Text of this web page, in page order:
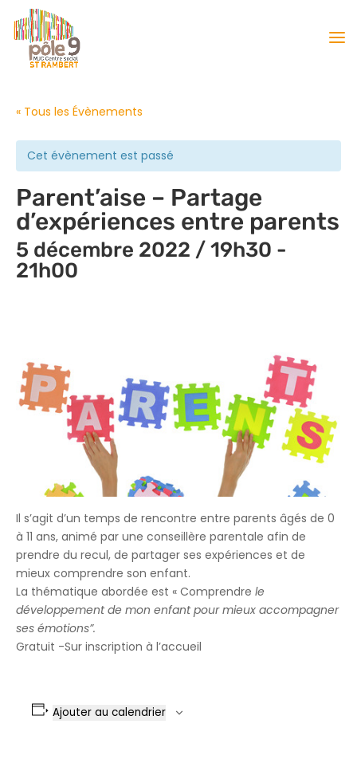
« Tous les Évènements
Cet évènement est passé
Parent’aise – Partage
d’expériences entre parents
5 décembre 2022 / 19h30 -
21h00
Il s’agit d’un temps de rencontre entre parents âgés de 0
à 11 ans, animé par une conseillère parentale afin de
prendre du recul, de partager ses expériences et de
mieux comprendre son enfant.
La thématique abordée est « Comprendre le
développement de mon enfant pour mieux accompagner
ses émotions”.
Gratuit -Sur inscription à l’accueil
Ajouter au calendrier